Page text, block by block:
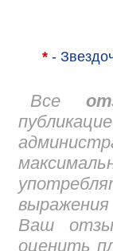
*-
Все
Ваш
оценить